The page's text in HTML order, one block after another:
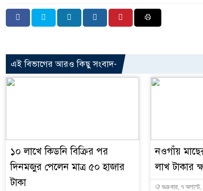
এই বিভাগের আরও কিছু সংবাদ-
১০ লাখে কিডনি বিক্রির পর
দিনমজুর পেলেন মাত্র ৫০ হাজার
টাকা
নওগাঁয়
লাখ টাকার
শুক্রবার, ৭